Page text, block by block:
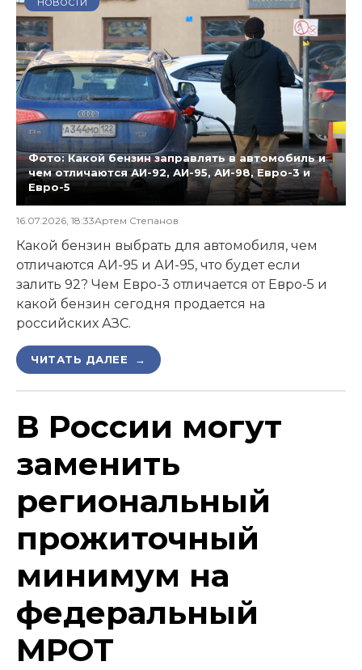
НОВОСТИ
Фото: Какой бензин заправлять в автомобиль и
чем отличаются АИ-92, АИ-95, АИ-98, Евро-3 и
Евро-5
16.07.2026, 18:33Артем Степанов
Какой бензин выбрать для автомобиля, чем
отличаются АИ-95 и АИ-95, что будет если
залить 92? Чем Евро-3 отличается от Евро-5 и
какой бензин сегодня продается на
российских АЗС.
ЧИТАТЬ ДАЛЕЕ →
В России могут
заменить
региональный
прожиточный
минимум на
федеральный
МРОТ